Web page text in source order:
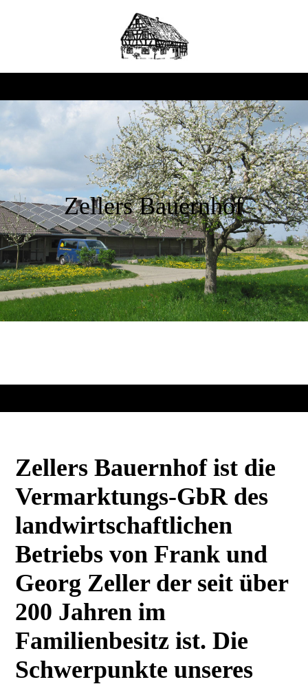
Zellers Bauernhof
Zellers Bauernhof ist die
Vermarktungs-GbR des
landwirtschaftlichen
Betriebs von Frank und
Georg Zeller der seit über
200 Jahren im
Familienbesitz ist. Die
Schwerpunkte unseres